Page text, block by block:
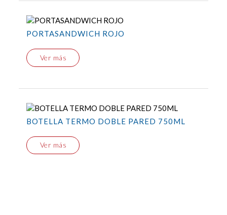
PORTASANDWICH ROJO
Ver más
BOTELLA TERMO DOBLE PARED 750ML
Ver más